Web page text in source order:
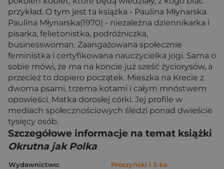
przykład. O tym jest ta książka - Paulina Młynarska
Paulina Młynarska(1970) - niezależna dziennikarka i
pisarka, felietonistka, podróżniczka,
businesswoman. Zaangażowana społecznie
feministka i certyfikowana nauczycielka jogi. Sama o
sobie mówi, że ma na koncie już sześć życiorysów, a
przecież to dopiero początek. Mieszka na Krecie z
dwoma psami, trzema kotami i całym mnóstwem
opowieści. Matka dorosłej córki. Jej profile w
mediach społecznościowych śledzi ponad dwieście
tysięcy osób.
Szczegółowe informacje na temat książki
Okrutna jak Polka
Wydawnictwo:
Prószyński i S-ka